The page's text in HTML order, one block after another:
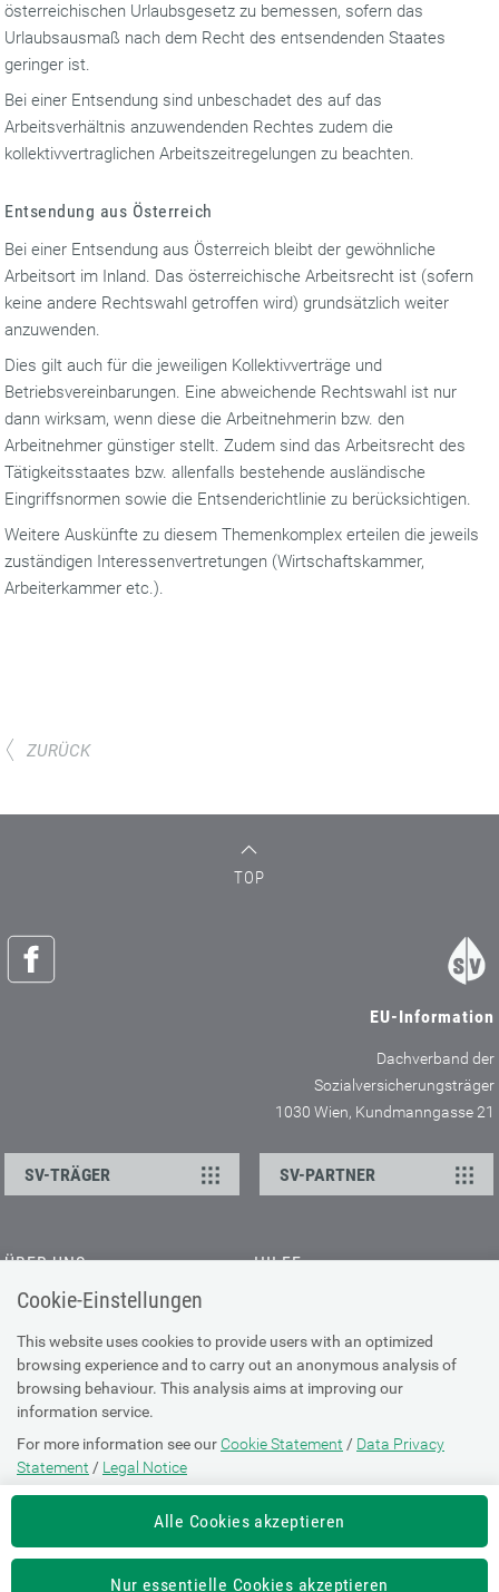
Cookie-Einstellungen
This website uses cookies to provide users with an optimized
browsing experience and to carry out an anonymous analysis of
browsing behaviour. This analysis aims at improving our
information service.
For more information see our Cookie Statement / Data Privacy
Statement / Legal Notice
Alle Cookies akzeptieren
Nur essentielle Cookies akzeptieren
österreichischen Urlaubsgesetz zu bemessen, sofern das
Urlaubsausmaß nach dem Recht des entsendenden Staates
geringer ist.
Bei einer Entsendung sind unbeschadet des auf das
Arbeitsverhältnis anzuwendenden Rechtes zudem die
kollektivvertraglichen Arbeitszeitregelungen zu beachten.
Entsendung aus Österreich
Bei einer Entsendung aus Österreich bleibt der gewöhnliche
Arbeitsort im Inland. Das österreichische Arbeitsrecht ist (sofern
keine andere Rechtswahl getroffen wird) grundsätzlich weiter
anzuwenden.
Dies gilt auch für die jeweiligen Kollektivverträge und
Betriebsvereinbarungen. Eine abweichende Rechtswahl ist nur
dann wirksam, wenn diese die Arbeitnehmerin bzw. den
Arbeitnehmer günstiger stellt. Zudem sind das Arbeitsrecht des
Tätigkeitsstaates bzw. allenfalls bestehende ausländische
Eingriffsnormen sowie die Entsenderichtlinie zu berücksichtigen.
Weitere Auskünfte zu diesem Themenkomplex erteilen die jeweils
zuständigen Interessenvertretungen (Wirtschaftskammer,
Arbeiterkammer etc.).
ZURÜCK
TOP
EU-Information
Dachverband der
Sozialversicherungsträger
1030 Wien, Kundmanngasse 21
SV-TRÄGER SV-PARTNER
ÜBER UNS
Kontakt
Offene Stellen
Presse
HILFE
Browser-Info & Sicherheit
Hilfe zur Suche
Technische Unterstützung
DATENSCHUTZ
Cookie-Erklärung
Datenschutz-Erklärung
Impressum